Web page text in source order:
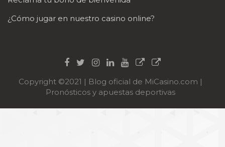
¿Cómo jugar en nuestro casino online?
Copyright ©2021 | Blog oficial de MiCasino.com |
Pronósticos y apuestas deportivas